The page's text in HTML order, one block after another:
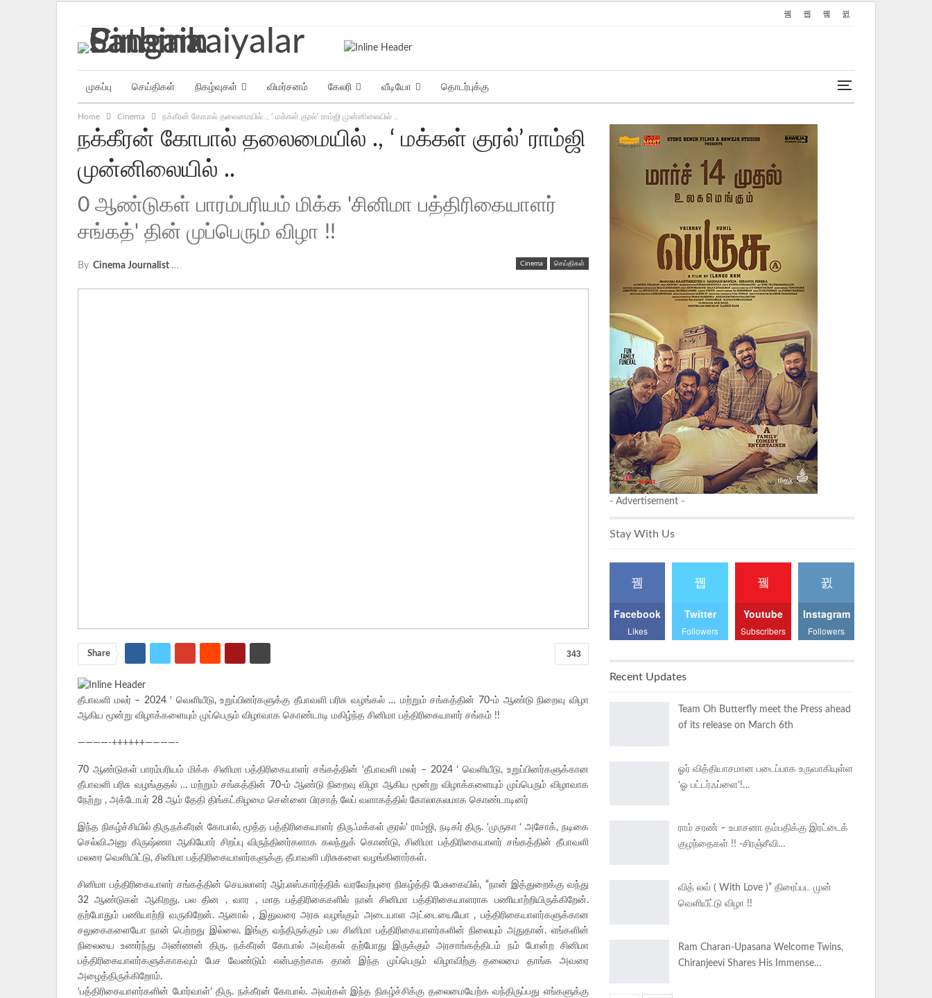
முகப்பு செய்திகள் நிகழ்வுகள் விமர்சனம் கேலரி வீடியோ தொடர்புக்கு
Home Cinema நக்கீரன் கோபால் தலைமையில் ., ‘ மக்கள் குரல்’ ராம்ஜி முன்னிலையில் ..
நக்கீரன் கோபால் தலைமையில் ., ‘ மக்கள் குரல்’ ராம்ஜி
முன்னிலையில் ..
0 ஆண்டுகள் பாரம்பரியம் மிக்க 'சினிமா பத்திரிகையாளர்
சங்கத்' தின் முப்பெரும் விழா !!
Cinema செய்திகள்
By Cinema Journalist Union
343
Share
தீபாவளி மலர் – 2024 ‘ வெளியீடு, உறுப்பினர்களுக்கு தீபாவளி பரிசு வழங்கல் … மற்றும் சங்கத்தின் 70-ம் ஆண்டு நிறைவு விழா
ஆகிய மூன்று விழாக்களையும் முப்பெரும் விழாவாக கொண்டாடி மகிழ்ந்த சினிமா பத்திரிகையாளர் சங்கம் !!
————-++++++————-
70 ஆண்டுகள் பாரம்பரியம் மிக்க சினிமா பத்திரிகையாளர் சங்கத்தின் ‘தீபாவளி மலர் – 2024 ‘ வெளியீடு, உறுப்பினர்களுக்கான
தீபாவளி பரிசு வழங்குதல் … மற்றும் சங்கத்தின் 70-ம் ஆண்டு நிறைவு விழா ஆகிய மூன்று விழாக்களையும் முப்பெரும் விழாவாக
நேற்று , அக்டோபர் 28 ஆம் தேதி திங்கட்கிழமை சென்னை பிரசாத் லேப் வளாகத்தில் கோலாகலமாக கொண்டாடினர்
இந்த நிகழ்ச்சியில் திரு.நக்கீரன் கோபால், மூத்த பத்திரிகையாளர் திரு.’மக்கள் குரல்’ ராம்ஜி, நடிகர் திரு. ‘முருகா ‘ அசோக், நடிகை
செல்வி.அனு கிருஷ்ணா ஆகியோர் சிறப்பு விருந்தினர்களாக கலந்துக் கொண்டு, சினிமா பத்திரிகையாளர் சங்கத்தின் தீபாவளி
மலரை வெளியிட்டு, சினிமா பத்திரிகையாளர்களுக்கு தீபாவளி பரிசுகளை வழங்கினார்கள்.
சினிமா பத்திரிகையாளர் சங்கத்தின் செயலாளர் ஆர்.எஸ்.கார்த்திக் வரவேற்புரை நிகழ்த்தி பேசுகையில், “நான் இத்துறைக்கு வந்து
32 ஆண்டுகள் ஆகிறது. பல தின , வார , மாத பத்திரிகைகளில் நான் சினிமா பத்திரிகையாளராக பணியாற்றியிருக்கிறேன்.
தற்போதும் பணியாற்றி வருகிறேன். ஆனால் , இதுவரை அரசு வழங்கும் அடையாள அட்டையையோ , பத்திரிகையாளர்களுக்கான
சலுகைகளையோ நான் பெற்றது இல்லை. இங்கு வந்திருக்கும் பல சினிமா பத்திரிகையாளர்களின் நிலையும் அதுதான். எங்களின்
நிலையை உணர்ந்து அண்ணன் திரு. நக்கீரன் கோபால் அவர்கள் தற்போது இருக்கும் அரசாங்கத்திடம் நம் போன்ற சினிமா
பத்திரிகையாளர்களுக்காகவும் பேச வேண்டும் என்பதற்காக தான் இந்த முப்பெரும் விழாவிற்கு தலைமை தாங்க அவரை
அழைத்திருக்கிறோம்.
‘பத்திரிகையாளர்களின் போர்வாள்’ திரு. நக்கீரன் கோபால். அவர்கள் இந்த நிகழ்ச்சிக்கு தலைமையேற்க வந்திருப்பது எங்களுக்கு
- Advertisement -
Stay With Us
Facebook
Likes
Twitter
Followers
Youtube
Subscribers
Instagram
Followers
Recent Updates
Team Oh Butterfly meet the Press ahead
of its release on March 6th
ஓர் வித்தியாசமான படைப்பாக உருவாகியுள்ள
‘ஓ பட்டர்ஃப்ளை’!…
ராம் சரண் – உபாசனா தம்பதிக்கு இரட்டைக்
குழந்தைகள் !! -சிரஞ்சீவி…
வித் லவ் ( With Love )” திரைப்பட முன்
வெளியீட்டு விழா !!
Ram Charan-Upasana Welcome Twins,
Chiranjeevi Shares His Immense…